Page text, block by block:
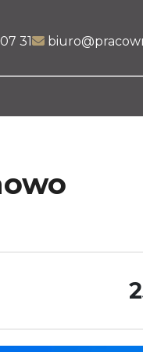
31